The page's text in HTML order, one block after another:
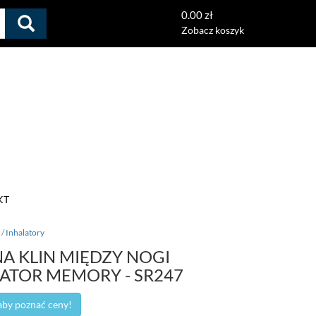
0.00 zł
Zobacz koszyk
/Inhalatory
KLIN MIĘDZY NOGI
MEMORY - SR247
poznać ceny!